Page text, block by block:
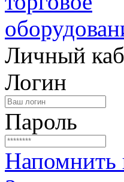
Личный
Логин
Пароль
Напомнить